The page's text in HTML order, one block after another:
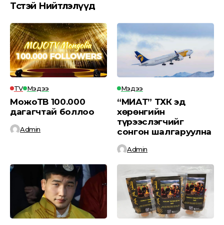
Төсөөтэй Нийтлэлүүд
TV Мэдээ
МожоТВ 100.000
дагагчтай боллоо
Admin
Мэдээ
“МИАТ” ТӨХК эд
хөрөнгийн
түрээслэгчийг
сонгон шалгаруулна
Admin